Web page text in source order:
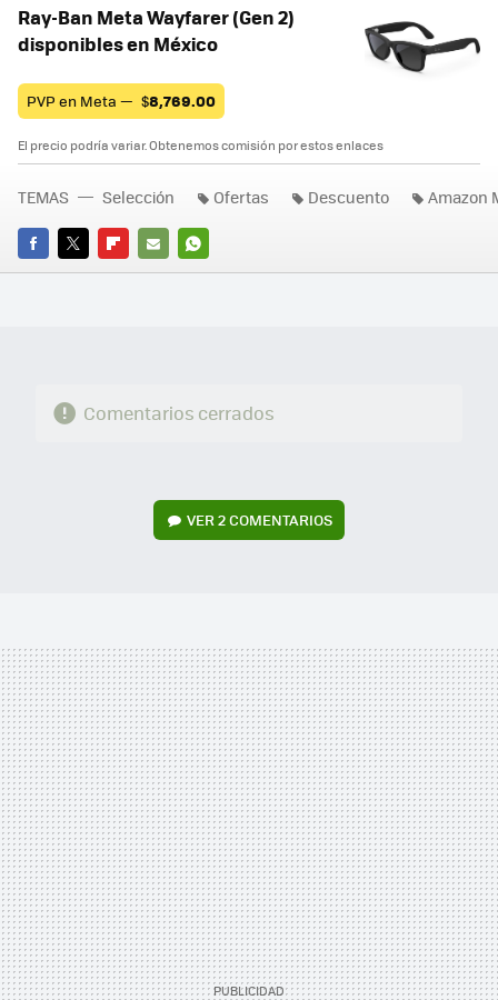
Ray-Ban Meta Wayfarer (Gen 2)
disponibles en México
PVP en Meta — $8,769.00
El precio podría variar. Obtenemos comisión por estos enlaces
FACEBOOK
TWITTERFLIPBOARD
E-
WHATSAPP
TEMAS Selección Ofertas Descuento Amazon
Comentarios cerrados
VER2 COMENTARIOS